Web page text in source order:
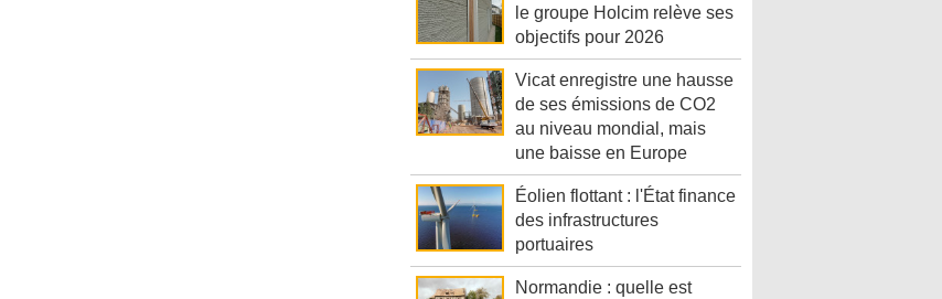
le groupe Holcim relève ses
objectifs pour 2026
Vicat enregistre une hausse
de ses émissions de CO2
au niveau mondial, mais
une baisse en Europe
Éolien flottant : l'État finance
des infrastructures
portuaires
Normandie : quelle est